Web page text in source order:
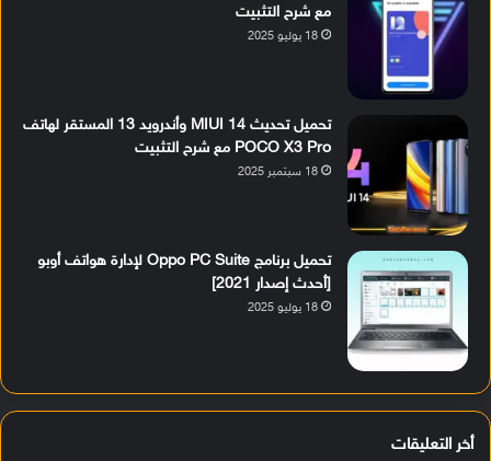
مع شرح التثبيت
18 يوليو 2025
تحميل تحديث MIUI 14 وأندرويد 13 المستقر لهاتف
POCO X3 Pro مع شرح التثبيت
18 سبتمبر 2025
تحميل برنامج Oppo PC Suite لإدارة هواتف أوبو
[أحدث إصدار 2021]
18 يوليو 2025
أخر التعليقات